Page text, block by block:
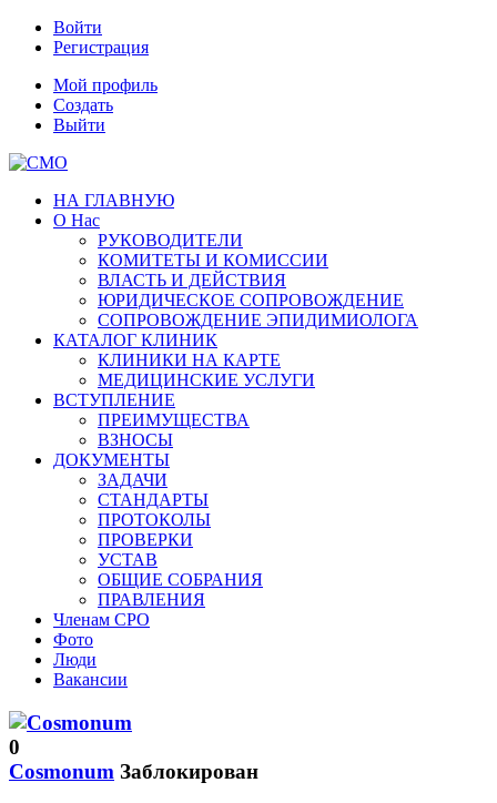
Войти
Регистрация
Мой профиль
Создать
Выйти
НА ГЛАВНУЮ
О Нас
РУКОВОДИТЕЛИ
КОМИТЕТЫ И КОМИССИИ
ВЛАСТЬ И ДЕЙСТВИЯ
ЮРИДИЧЕСКОЕ СОПРОВОЖДЕНИЕ
СОПРОВОЖДЕНИЕ ЭПИДИМИОЛОГА
КАТАЛОГ КЛИНИК
КЛИНИКИ НА КАРТЕ
МЕДИЦИНСКИЕ УСЛУГИ
ВСТУПЛЕНИЕ
ПРЕИМУЩЕСТВА
ВЗНОСЫ
ДОКУМЕНТЫ
ЗАДАЧИ
СТАНДАРТЫ
ПРОТОКОЛЫ
ПРОВЕРКИ
УСТАВ
ОБЩИЕ СОБРАНИЯ
ПРАВЛЕНИЯ
Членам СРО
Фото
Люди
Вакансии
0
Cosmonum Заблокирован